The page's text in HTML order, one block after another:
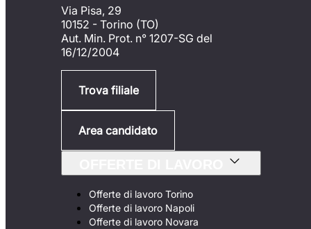
Via Pisa, 29
10152 - Torino (TO)
Aut. Min. Prot. n° 1207-SG del
16/12/2004
Trova filiale
Area candidato
Offerte di lavoro Torino
Offerte di lavoro Napoli
Offerte di lavoro Novara